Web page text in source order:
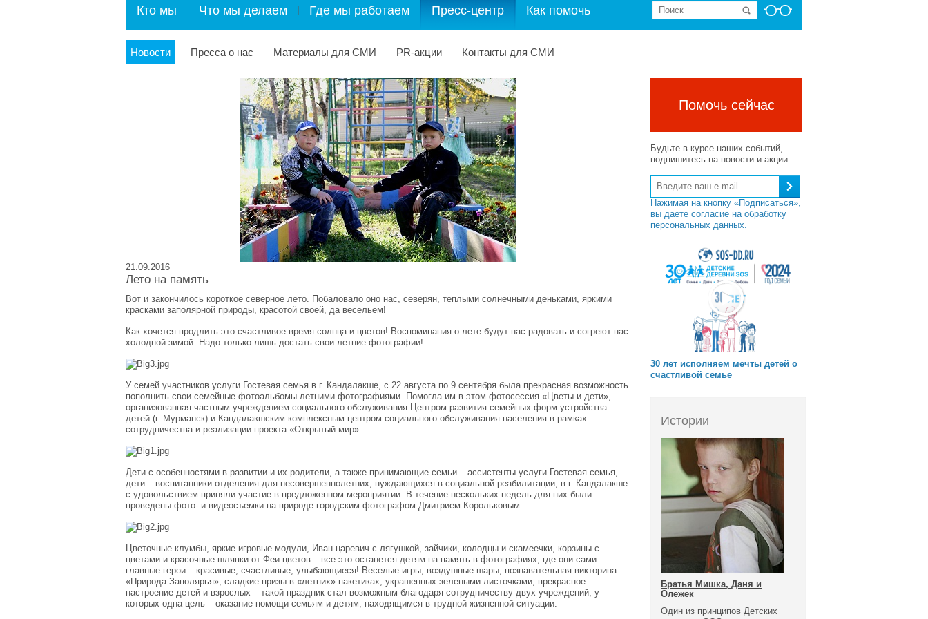
Кто мы Что мы делаем Где мы работаем Пресс-центр Как помочь
Новости Пресса о нас Материалы для СМИ PR-акции Контакты для СМИ
21.09.2016
Лето на память
Вот и закончилось короткое северное лето. Побаловало оно нас, северян, теплыми солнечными деньками, яркими
красками заполярной природы, красотой своей, да весельем!
Как хочется продлить это счастливое время солнца и цветов! Воспоминания о лете будут нас радовать и согреют нас
холодной зимой. Надо только лишь достать свои летние фотографии!
У семей участников услуги Гостевая семья в г. Кандалакше, с 22 августа по 9 сентября была прекрасная возможность
пополнить свои семейные фотоальбомы летними фотографиями. Помогла им в этом фотосессия «Цветы и дети»,
организованная частным учреждением социального обслуживания Центром развития семейных форм устройства
детей (г. Мурманск) и Кандалакшским комплексным центром социального обслуживания населения в рамках
сотрудничества и реализации проекта «Открытый мир».
Дети с особенностями в развитии и их родители, а также принимающие семьи – ассистенты услуги Гостевая семья,
дети – воспитанники отделения для несовершеннолетних, нуждающихся в социальной реабилитации, в г. Кандалакше
с удовольствием приняли участие в предложенном мероприятии. В течение нескольких недель для них были
проведены фото- и видеосъемки на природе городским фотографом Дмитрием Корольковым.
Цветочные клумбы, яркие игровые модули, Иван-царевич с лягушкой, зайчики, колодцы и скамеечки, корзины с
цветами и красочные шляпки от Феи цветов – все это останется детям на память в фотографиях, где они сами –
главные герои – красивые, счастливые, улыбающиеся! Веселые игры, воздушные шары, познавательная викторина
«Природа Заполярья», сладкие призы в «летних» пакетиках, украшенных зелеными листочками, прекрасное
настроение детей и взрослых – такой праздник стал возможным благодаря сотрудничеству двух учреждений, у
которых одна цель – оказание помощи семьям и детям, находящимся в трудной жизненной ситуации.
Помочь сейчас
Будьте в курсе наших событий,
подпишитесь на новости и акции
Нажимая на кнопку «Подписаться»,
вы даете согласие на обработку
персональных данных.
30 лет исполняем мечты детей о
счастливой семье
Истории
Братья Мишка, Даня и
Олежек
Один из принципов Детских